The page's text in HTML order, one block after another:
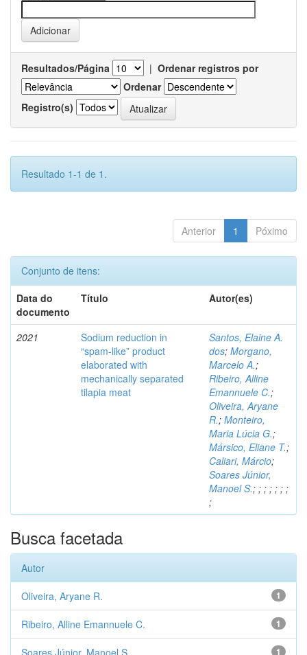
Resultados/Página | Ordenar registros por
Ordenar
Registro(s)
Resultado 1-1 de 1.
Anterior 1 Póximo
Conjunto de itens:
Data do
documento
Título Autor(es)
2021
Sodium reduction in
“spam-like” product
elaborated with
mechanically separated
tilapia meat
Santos, Elaine A.
dos; Morgano,
Marcelo A.;
Ribeiro, Alline
Emannuele C.;
Oliveira, Aryane
R.; Monteiro,
Maria Lúcia G.;
Mársico, Eliane T.;
Caliari, Márcio;
Soares Júnior,
Manoel S.; ; ; ; ; ; ;
;
Busca facetada
Autor
1
Oliveira, Aryane R.
1
Ribeiro, Alline Emannuele C.
1